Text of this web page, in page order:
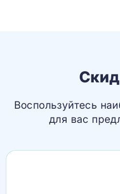
Воспользуйтесь
для вас